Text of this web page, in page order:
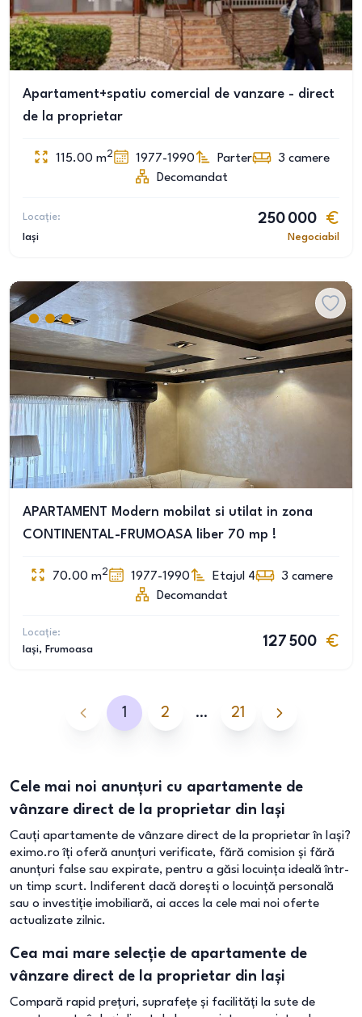
Apartament+spatiu comercial de vanzare - direct
de la proprietar
115.00 m2 1977-1990 Parter 3 camere
Decomandat
Locație:
Iași
250 000
Negociabil
APARTAMENT Modern mobilat si utilat in zona
CONTINENTAL-FRUMOASA liber 70 mp !
70.00 m2 1977-1990 Etajul 4 3 camere
Decomandat
Locație:
Iași, Frumoasa
127 500
1 2 … 21
Cele mai noi anunțuri cu apartamente de
vânzare direct de la proprietar din Iași
Cauți apartamente de vânzare direct de la proprietar în Iași?
eximo.ro îți oferă anunțuri verificate, fără comision și fără
anunțuri false sau expirate, pentru a găsi locuința ideală într-
un timp scurt. Indiferent dacă dorești o locuință personală
sau o investiție imobiliară, ai acces la cele mai noi oferte
actualizate zilnic.
Cea mai mare selecție de apartamente de
vânzare direct de la proprietar din Iași
Compară rapid prețuri, suprafețe și facilități la sute de